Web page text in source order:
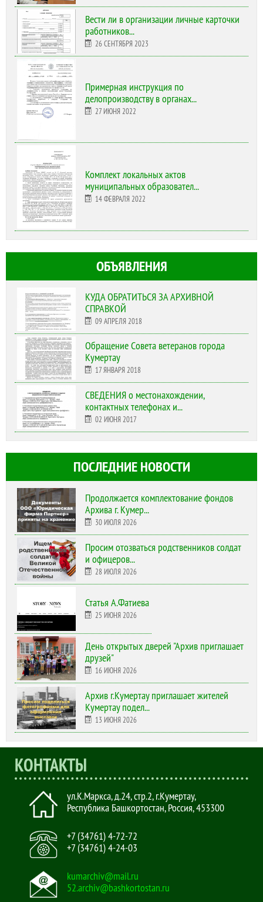
Вести ли в организации личные карточки
работников...
26 СЕНТЯБРЯ 2023
Примерная инструкция по
делопроизводству в органах...
27 ИЮНЯ 2022
Комплект локальных актов
муниципальных образовател...
14 ФЕВРАЛЯ 2022
ОБЪЯВЛЕНИЯ
КУДА ОБРАТИТЬСЯ ЗА АРХИВНОЙ
СПРАВКОЙ
09 АПРЕЛЯ 2018
Обращение Совета ветеранов города
Кумертау
17 ЯНВАРЯ 2018
СВЕДЕНИЯ о местонахождении,
контактных телефонах и...
02 ИЮНЯ 2017
ПОСЛЕДНИЕ НОВОСТИ
Продолжается комплектование фондов
Архива г. Кумер...
30 ИЮЛЯ 2026
Просим отозваться родственников солдат
и офицеров...
28 ИЮЛЯ 2026
Статья А.Фатиева
25 ИЮНЯ 2026
День открытых дверей "Архив приглашает
друзей"
16 ИЮНЯ 2026
Архив г.Кумертау приглашает жителей
Кумертау подел...
13 ИЮНЯ 2026
КОНТАКТЫ
ул.К.Маркса, д.24, стр.2,г.Кумертау,
Республика Башкортостан, Россия,453300
+7 (34761) 4-72-72
+7 (34761) 4-24-03
kumarchiv@mail.ru
52.archiv@bashkortostan.ru